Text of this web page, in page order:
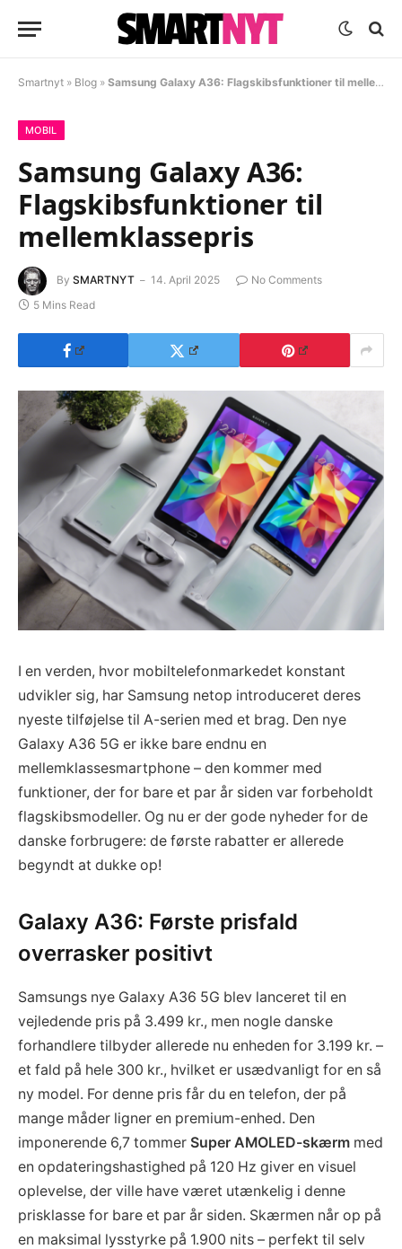
Smartnyt » Blog » Samsung Galaxy A36: Flagskibsfunktioner til mellemklassepris
MOBIL
Samsung Galaxy A36:
Flagskibsfunktioner til
mellemklassepris
By SMARTNYT 14. April 2025
No Comments
5 Mins Read
I en verden, hvor mobiltelefonmarkedet konstant
udvikler sig, har Samsung netop introduceret deres
nyeste tilføjelse til A-serien med et brag. Den nye
Galaxy A36 5G er ikke bare endnu en
mellemklassesmartphone – den kommer med
funktioner, der for bare et par år siden var forbeholdt
flagskibsmodeller. Og nu er der gode nyheder for de
danske forbrugere: de første rabatter er allerede
begyndt at dukke op!
Galaxy A36: Første prisfald
overrasker positivt
Samsungs nye Galaxy A36 5G blev lanceret til en
vejledende pris på 3.499 kr., men nogle danske
forhandlere tilbyder allerede nu enheden for 3.199 kr. –
et fald på hele 300 kr., hvilket er usædvanligt for en så
ny model. For denne pris får du en telefon, der på
mange måder ligner en premium-enhed. Den
imponerende 6,7 tommer Super AMOLED-skærm med
en opdateringshastighed på 120 Hz giver en visuel
oplevelse, der ville have været utænkelig i denne
prisklasse for bare et par år siden. Skærmen når op på
en maksimal lysstyrke på 1.900 nits – perfekt til selv